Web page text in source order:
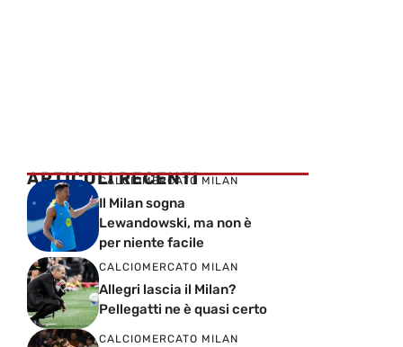
ARTICOLI RECENTI
CALCIOMERCATO MILAN
Il Milan sogna
Lewandowski, ma non è
per niente facile
CALCIOMERCATO MILAN
Allegri lascia il Milan?
Pellegatti ne è quasi certo
CALCIOMERCATO MILAN